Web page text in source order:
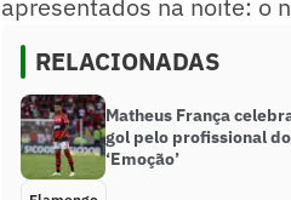
RELACIONADAS
Matheus França
gol pelo profissional
‘Emoção’